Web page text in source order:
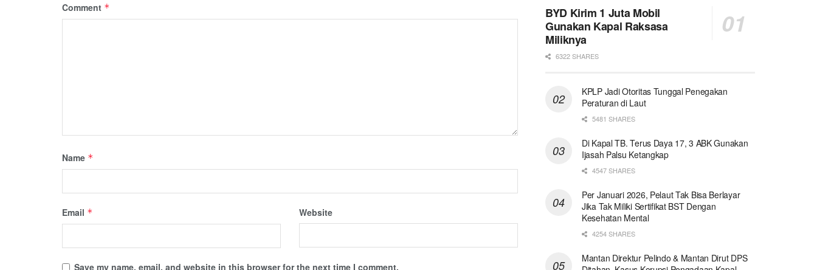
Comment *
Name *
Email * Website
Save my name, email, and website in this browser for the next time I comment.
BYD Kirim 1 Juta Mobil
Gunakan Kapal Raksasa
Miliknya
6322 SHARES
KPLP Jadi Otoritas Tunggal Penegakan
Peraturan di Laut
5481 SHARES
Di Kapal TB. Terus Daya 17, 3 ABK Gunakan
Ijasah Palsu Ketangkap
4547 SHARES
Per Januari 2026, Pelaut Tak Bisa Berlayar
Jika Tak Miliki Sertifikat BST Dengan
Kesehatan Mental
4254 SHARES
Mantan Direktur Pelindo & Mantan Dirut DPS